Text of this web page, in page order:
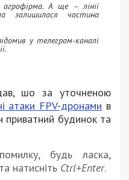
А ще – лінії
залишилася частина
у телеграм-каналі
шо за уточненою
атаки FPV-дронами в
приватний будинок та
будь ласка,
натисніть Ctrl+Enter.